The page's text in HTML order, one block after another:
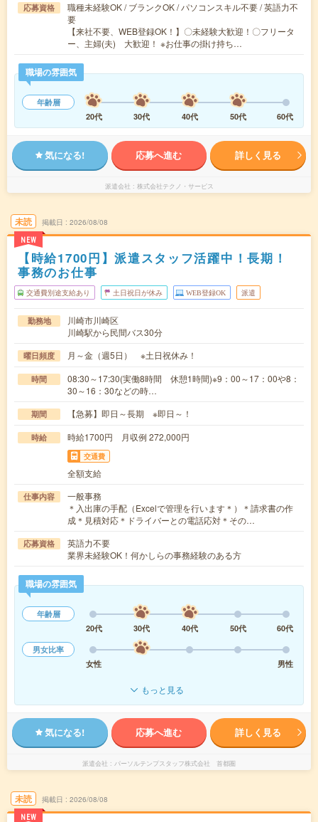
応募資格
職種未経験OK / ブランクOK / パソコンスキル不要 / 英語力不
要
【来社不要、WEB登録OK！】〇未経験大歓迎！〇フリータ
ー、主婦(夫) 大歓迎！ ※お仕事の掛け持ち…
職場の雰囲気
年齢層
20代
30代 40代 50代 60代
気になる! 応募へ進む 詳しく見る
派遣会社 株式会社テクノ・サービス
未読
NEW
掲載日 2026/08/08
【時給1700円】派遣スタッフ活躍中！長期！
事務のお仕事
交通費別途支給あり 土日祝日が休み WEB登録OK 派遣
勤務地
川崎市川崎区
川崎駅から民間バス30分
曜日頻度 月～金（週5日） ※土日祝休み！
時間
08:30～17:30(実働8時間 休憩1時間)※9：00～17：00や8：
30～16：30などの時…
期間 【急募】即日～長期 ※即日～！
時給 時給1700円 月収例 272,000円
交通費
全額支給
仕事内容
一般事務
＊入出庫の手配（Excelで管理を行います＊）＊請求書の作
成＊見積対応＊ドライバーとの電話応対＊その…
応募資格
英語力不要
業界未経験OK！何かしらの事務経験のある方
職場の雰囲気
年齢層
20代
30代 40代 50代
60代
男女比率
女性
男性
もっと見る
気になる! 応募へ進む 詳しく見る
派遣会社 パーソルテンプスタッフ株式会社 首都圏
未読
NEW
掲載日 2026/08/08